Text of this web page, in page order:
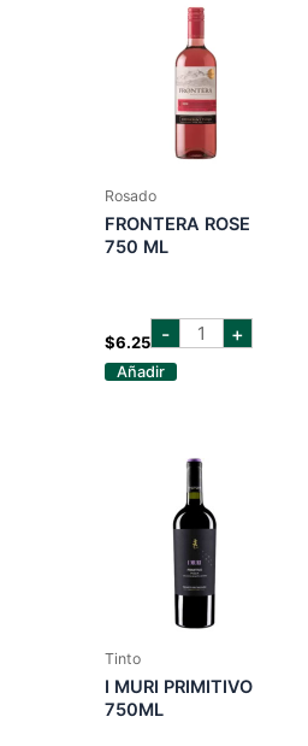
Rosado
FRONTERA ROSE
750 ML
$6.25 - FRONTERA
ROSE +
Añadir
Tinto
I MURI PRIMITIVO
750ML